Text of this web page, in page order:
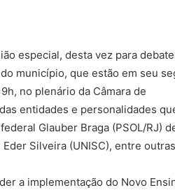
especial, desta vez para
município, que estão em seu
no plenário da Câmara de
entidades e personalidades
Glauber Braga (PSOL/RJ)
Silveira (UNISC), entre outras
a implementação do Novo